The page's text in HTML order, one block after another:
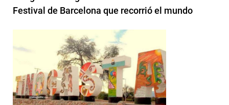
Festival de Barcelona que recorrió el mundo